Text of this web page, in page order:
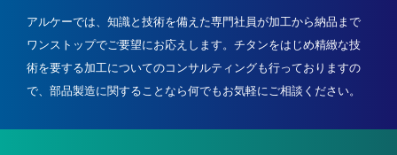
アルケーでは、知識と技術を備えた専門社員が加工から納品まで
ワンストップでご要望にお応えします。チタンをはじめ精緻な技
術を要する加工についてのコンサルティングも行っておりますの
で、部品製造に関することなら何でもお気軽にご相談ください。